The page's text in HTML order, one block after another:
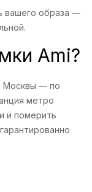
вашего образа —
Ami?
Москвы — по
метро
и померить